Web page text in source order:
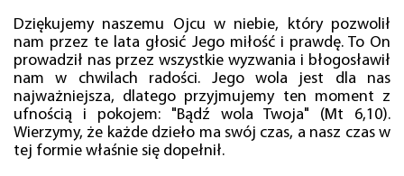
Dziękujemy naszemu Ojcu w niebie, który pozwolił
nam przez te lata głosić Jego miłość i prawdę. To On
prowadził nas przez wszystkie wyzwania i błogosławił
nam w chwilach radości. Jego wola jest dla nas
najważniejsza, dlatego przyjmujemy ten moment z
ufnością i pokojem: "Bądź wola Twoja" (Mt 6,10).
Wierzymy, że każde dzieło ma swój czas, a nasz czas w
tej formie właśnie się dopełnił.